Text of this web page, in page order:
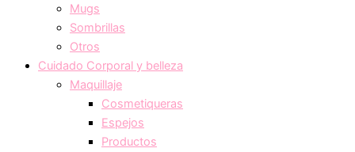
Mugs
Sombrillas
Otros
Cuidado Corporal y belleza
Maquillaje
Cosmetiqueras
Espejos
Productos